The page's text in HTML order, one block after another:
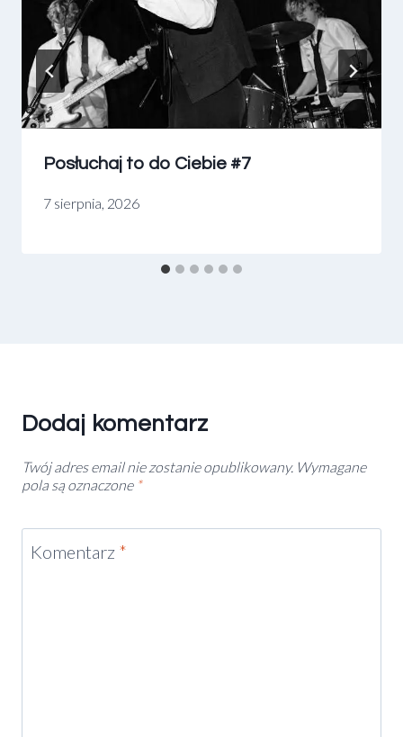
Posłuchaj to do Ciebie #7
7 sierpnia, 2026
Dodaj komentarz
Twój adres email nie zostanie opublikowany. Wymagane
pola są oznaczone *
Komentarz *